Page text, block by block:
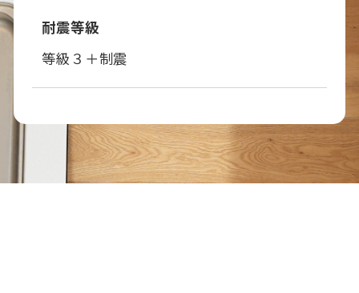
耐震等級
等級３＋制震